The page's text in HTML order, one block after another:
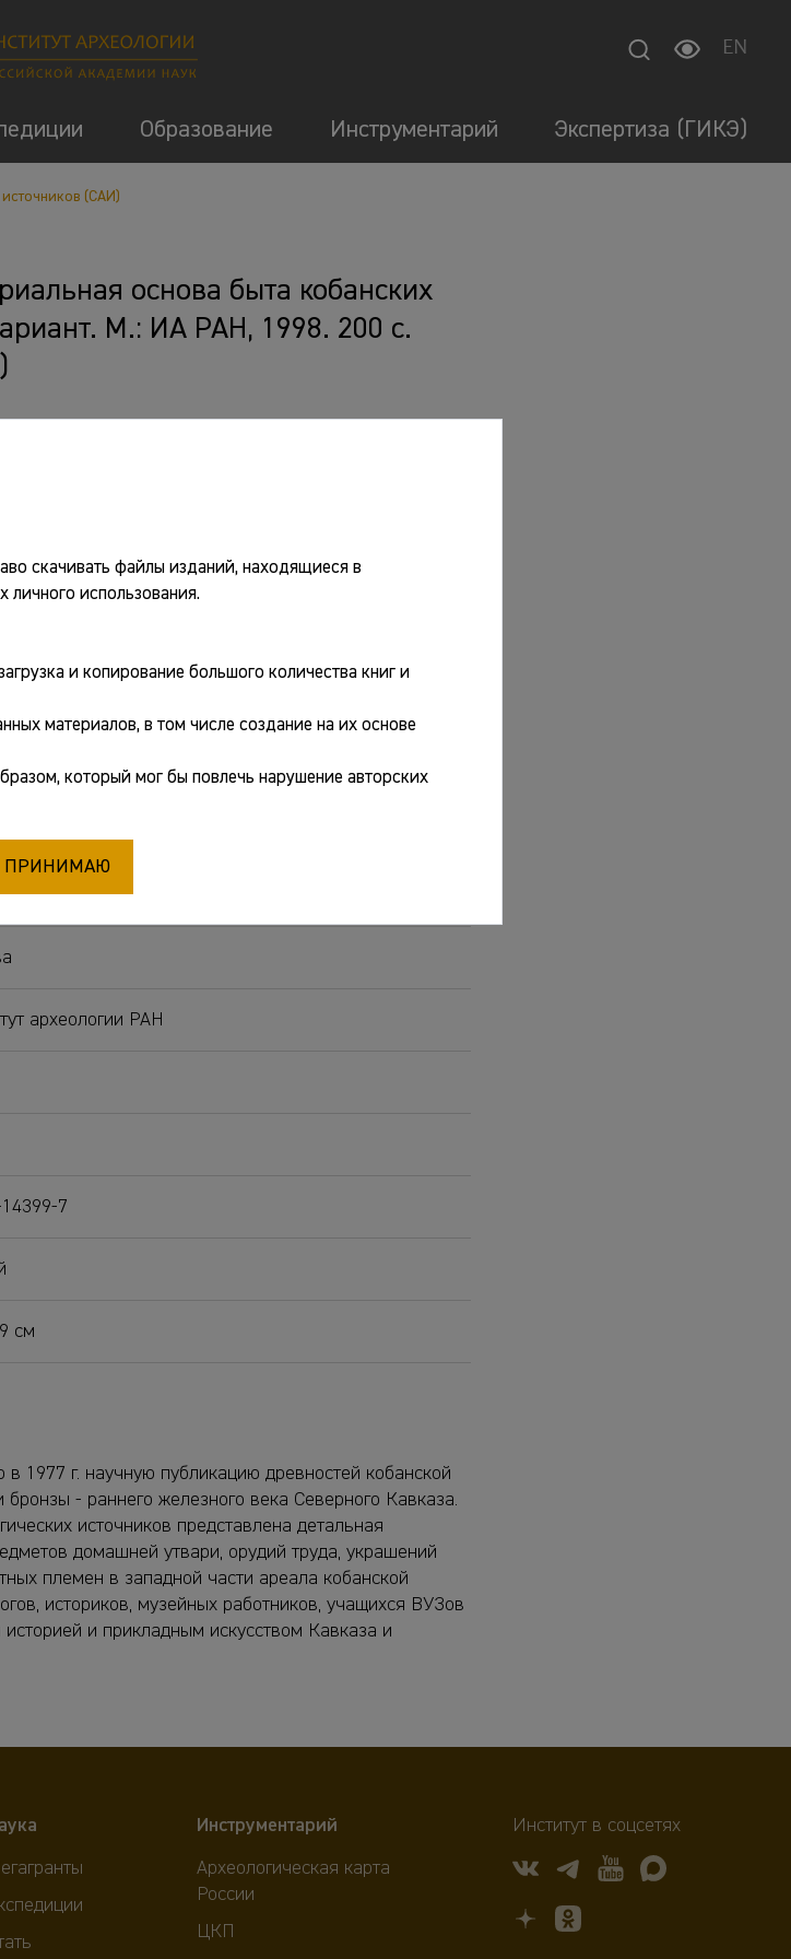
EN
Образование Инструментарий Экспертиза (ГИКЭ)
(САИ)
основа быта кобанских
М.: ИА РАН, 1998. 200 с.
Валентина Ивановна
основа быта кобанских племен. Западный
5 / 5
археологии РАН
7
см
1977 г. научную публикацию древностей кобанской
бронзы - раннего железного века Северного Кавказа.
источников представлена детальная
домашней утвари, орудий труда, украшений
племен в западной части ареала кобанской
историков, музейных работников, учащихся ВУЗов
и прикладным искусством Кавказа и
Инструментарий
Археологическая карта
России
ЦКП
Институт в соцсетях
скачивать файлы изданий, находящиеся в
использования.
и копирование большого количества книг и
материалов, в том числе создание на их основе
который мог бы повлечь нарушение авторских
ПРИНИМАЮ